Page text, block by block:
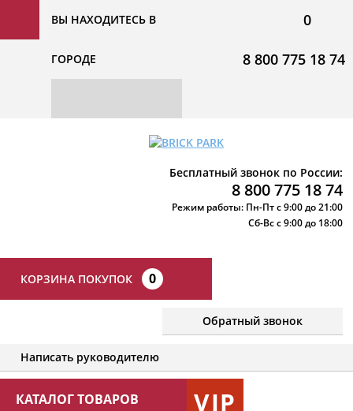
ВЫ НАХОДИТЕСЬ В
ГОРОДЕ
0
8 800 775 18 74
Бесплатный звонок по России:
8 800 775 18 74
Режим работы: Пн-Пт с 9:00 до 21:00
Сб-Вс с 9:00 до 18:00
КОРЗИНА ПОКУПОК 0
Обратный звонок
Написать руководителю
КАТАЛОГ ТОВАРОВ VIP